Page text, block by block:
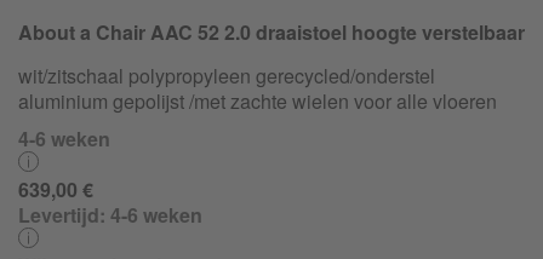
About a Chair AAC 52 2.0 draaistoel hoogte verstelbaar
wit/zitschaal polypropyleen gerecycled/onderstel
aluminium gepolijst /met zachte wielen voor alle vloeren
4-6 weken
639,00 €
Levertijd: 4-6 weken